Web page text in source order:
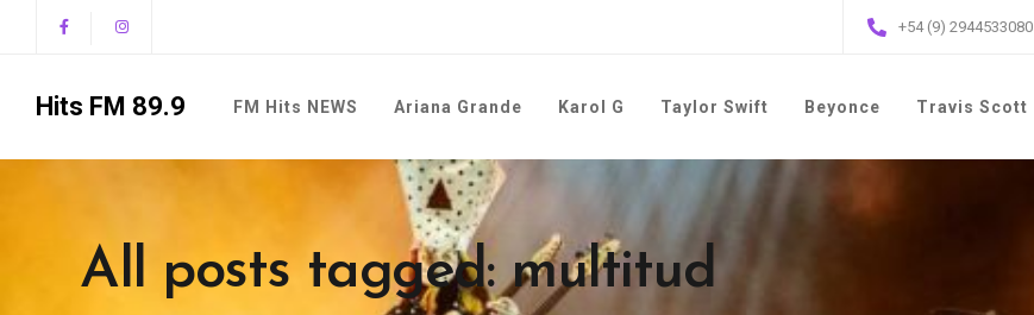
+54 (9) 2944533080
Hits FM 89.9 FM Hits NEWS Ariana Grande Karol G Taylor Swift Beyonce Travis Scott
All posts tagged: multitud